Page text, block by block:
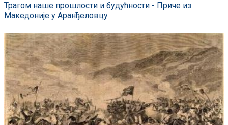
Трагом наше прошлости и будућности - Приче из
Македоније у Аранђеловцу